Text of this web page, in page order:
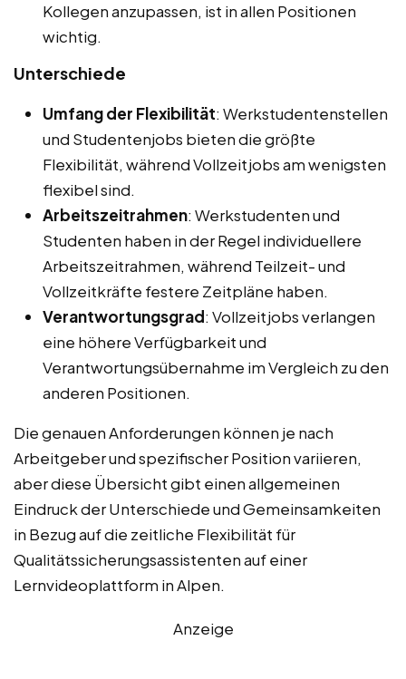
Kollegen anzupassen, ist in allen Positionen
wichtig.
Unterschiede
Umfang der Flexibilität: Werkstudentenstellen
und Studentenjobs bieten die größte
Flexibilität, während Vollzeitjobs am wenigsten
flexibel sind.
Arbeitszeitrahmen: Werkstudenten und
Studenten haben in der Regel individuellere
Arbeitszeitrahmen, während Teilzeit- und
Vollzeitkräfte festere Zeitpläne haben.
Verantwortungsgrad: Vollzeitjobs verlangen
eine höhere Verfügbarkeit und
Verantwortungsübernahme im Vergleich zu den
anderen Positionen.
Die genauen Anforderungen können je nach
Arbeitgeber und spezifischer Position variieren,
aber diese Übersicht gibt einen allgemeinen
Eindruck der Unterschiede und Gemeinsamkeiten
in Bezug auf die zeitliche Flexibilität für
Qualitätssicherungsassistenten auf einer
Lernvideoplattform in Alpen.
Anzeige